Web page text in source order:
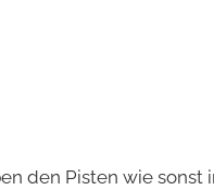
den Pisten wie sonst